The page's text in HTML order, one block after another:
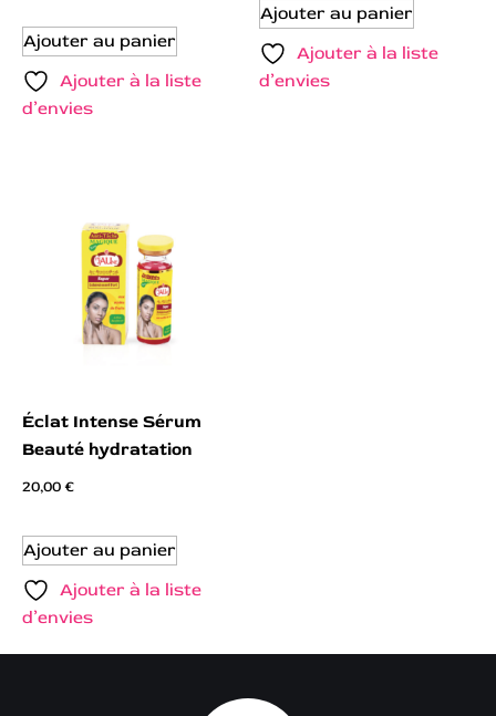
Ajouter au panier
Ajouter à la liste
d’envies
Ajouter au panier
Ajouter à la liste
d’envies
Éclat Intense Sérum
Beauté hydratation
20,00€
Ajouter au panier
Ajouter à la liste
d’envies